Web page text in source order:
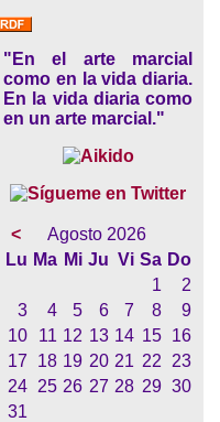
"En el arte marcial
como en la vida diaria.
En la vida diaria como
en un arte marcial."
<
Agosto 2026
Lu Ma Mi Ju Vi Sa Do
1
2
3
4 5 6 7 8
9
10
11 12 13 14 15
16
17
18 19 20 21 22
23
24
25 26 27 28 29 30
31